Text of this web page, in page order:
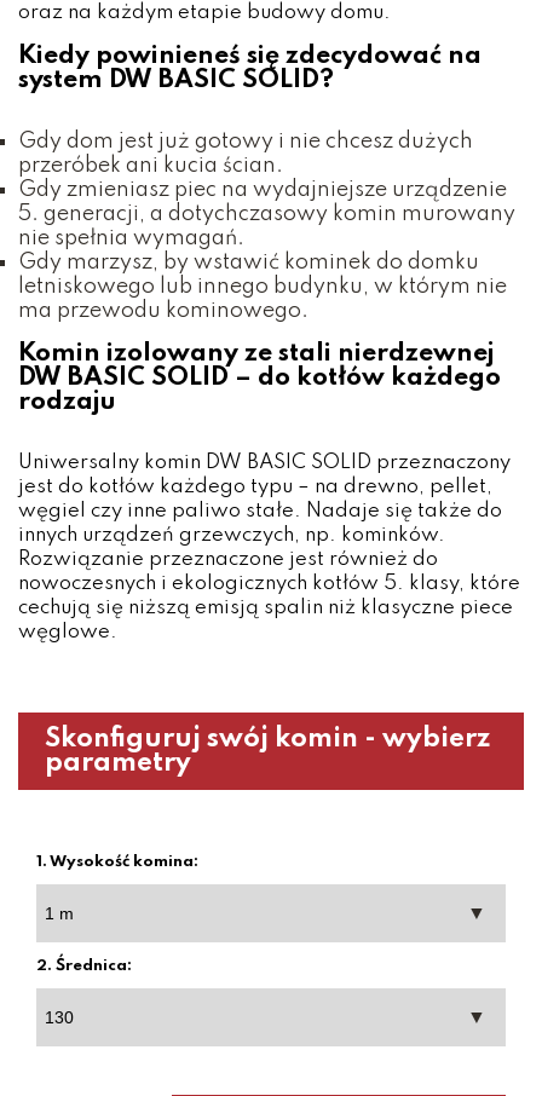
oraz na każdym etapie budowy domu.
Kiedy powinieneś się zdecydować na
system DW BASIC SOLID?
Gdy dom jest już gotowy i nie chcesz dużych
przeróbek ani kucia ścian.
Gdy zmieniasz piec na wydajniejsze urządzenie
5. generacji, a dotychczasowy komin murowany
nie spełnia wymagań.
Gdy marzysz, by wstawić kominek do domku
letniskowego lub innego budynku, w którym nie
ma przewodu kominowego.
Komin izolowany ze stali nierdzewnej
DW BASIC SOLID – do kotłów każdego
rodzaju
Uniwersalny komin DW BASIC SOLID przeznaczony
jest do kotłów każdego typu – na drewno, pellet,
węgiel czy inne paliwo stałe. Nadaje się także do
innych urządzeń grzewczych, np. kominków.
Rozwiązanie przeznaczone jest również do
nowoczesnych i ekologicznych kotłów 5. klasy, które
cechują się niższą emisją spalin niż klasyczne piece
węglowe.
Skonfiguruj swój komin - wybierz
parametry
1. Wysokość komina:
2. Średnica: